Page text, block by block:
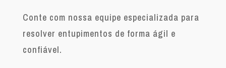
Conte com nossa equipe especializada para
resolver entupimentos de forma ágil e
confiável.